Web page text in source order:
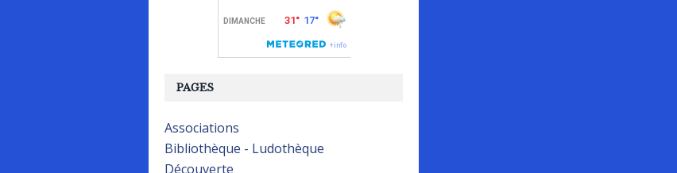
PAGES
Associations
Bibliothèque - Ludothèque
Découverte